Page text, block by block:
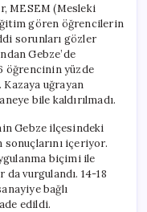
Yüzde
90,5’i
İş
Kazası
Geçirdi,
Çoğu
Hastaneye
Bile
için
MESEM (Mesleki
gören öğrencilerin
sorunları gözler
Gebze’de
öğrencinin yüzde
uğrayan
bile kaldırılmadı.
Gebze ilçesindeki
sonuçlarını içeriyor.
biçimi ile
vurgulandı. 14-18
bağlı
edildi.